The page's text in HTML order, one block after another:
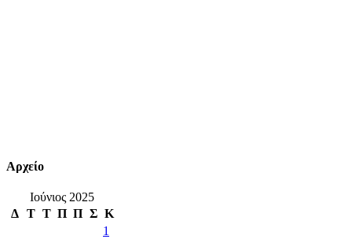
Αρχείο
Ιούνιος 2025
Δ Τ Τ Π Π Σ Κ
1